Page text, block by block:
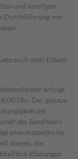
und sonstigen
Durchführung von
stets Etikett
erfolgt
Uhr. Der genaue
der
des Spediteurs
pharmazeutische
dienen, die
Klärungen